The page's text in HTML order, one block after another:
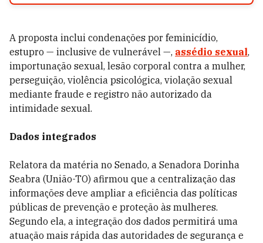
A proposta inclui condenações por feminicídio,
estupro — inclusive de vulnerável —, assédio sexual,
importunação sexual, lesão corporal contra a mulher,
perseguição, violência psicológica, violação sexual
mediante fraude e registro não autorizado da
intimidade sexual.
Dados integrados
Relatora da matéria no Senado, a Senadora Dorinha
Seabra (União-TO) afirmou que a centralização das
informações deve ampliar a eficiência das políticas
públicas de prevenção e proteção às mulheres.
Segundo ela, a integração dos dados permitirá uma
atuação mais rápida das autoridades de segurança e